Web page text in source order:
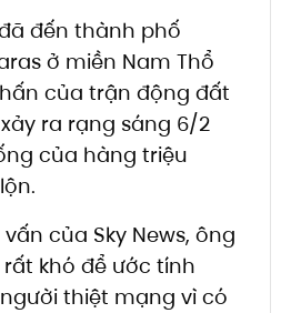
đến thành phố
ở miền Nam Thổ
của trận động đất
ra rạng sáng 6/2
của hàng triệu
của Sky News, ông
khó để ước tính
thiệt mạng vì có